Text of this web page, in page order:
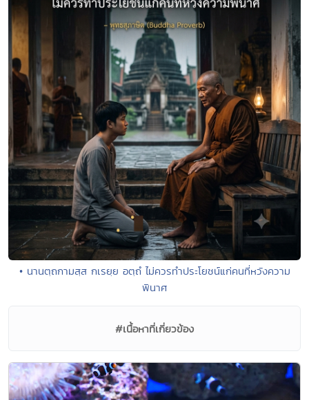
• นานตฺถกามสฺส กเรยฺย อตฺถํ ไม่ควรทำประโยชน์แก่คนที่หวังความ
พินาศ
#เนื้อหาที่เกี่ยวข้อง